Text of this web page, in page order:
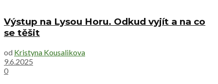
Výstup na Lysou Horu. Odkud vyjít a na co
se těšit
od Kristyna Kousalikova
9.6.2025
0